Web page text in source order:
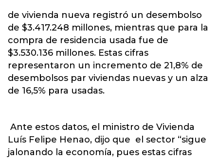
de vivienda nueva registró un desembolso
de $3.417.248 millones, mientras que para la
compra de residencia usada fue de
$3.530.136 millones. Estas cifras
representaron un incremento de 21,8% de
desembolsos par viviendas nuevas y un alza
de 16,5% para usadas.
Ante estos datos, el ministro de Vivienda
Luís Felipe Henao, dijo que el sector “sigue
jalonando la economía, pues estas cifras